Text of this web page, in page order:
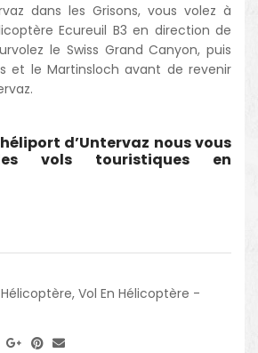
dans les Grisons, vous volez à
Ecureuil B3 en direction de
le Swiss Grand Canyon, puis
et le Martinsloch avant de revenir
d’Untervaz nous vous
vols touristiques en
Hélicoptère, Vol En Hélicoptère -